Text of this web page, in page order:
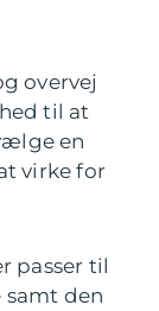
overvej
til at
en
virke for
passer til
den